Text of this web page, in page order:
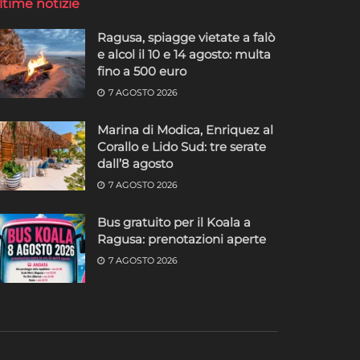
notizie
Ragusa, spiagge vietate a falò
e alcol il 10 e 14 agosto: multa
fino a 500 euro
7 AGOSTO 2026
Marina di Modica, Enriquez al
Corallo e Lido Sud: tre serate
dall’8 agosto
7 AGOSTO 2026
Bus gratuito per il Koala a
Ragusa: prenotazioni aperte
7 AGOSTO 2026